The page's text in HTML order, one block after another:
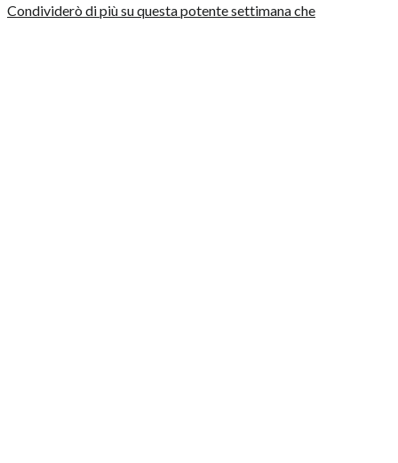
Condividerò di più su questa potente settimana che